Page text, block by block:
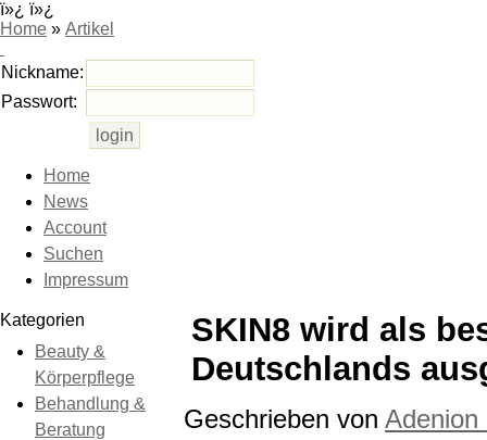
ï»¿ ï»¿
Home » Artikel
Nickname:
Passwort:
Home
News
Account
Suchen
Impressum
Kategorien
Beauty &
Körperpflege
Behandlung &
Beratung
SKIN8 wird als
Deutschlands
Geschrieben von